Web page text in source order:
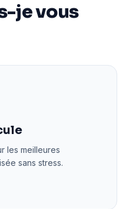
je vous
les meilleures
sans stress.